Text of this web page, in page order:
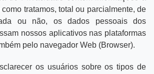
tratamos, total ou parcialmente, de
ou não, os dados pessoais dos
nossos aplicativos nas plataformas
pelo navegador Web (Browser).
os usuários sobre os tipos de